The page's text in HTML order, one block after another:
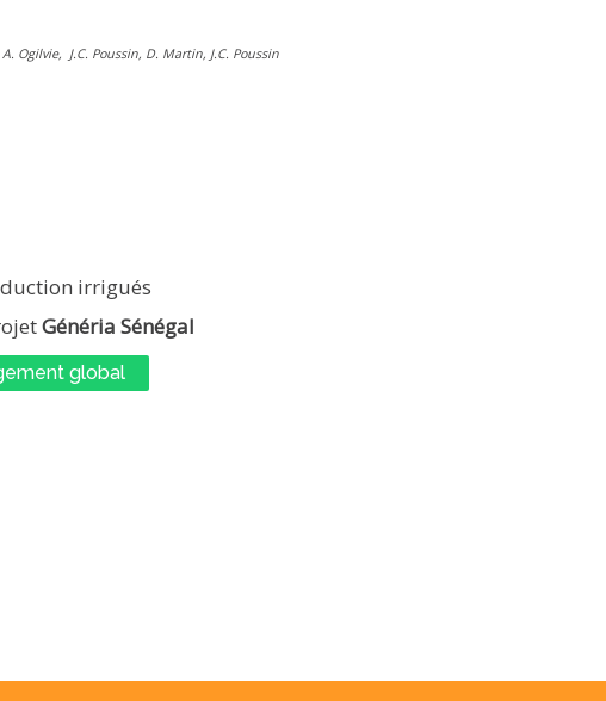
Ogilvie, J.C. Poussin, D. Martin, J.C. Poussin
irrigués
Généria Sénégal
global